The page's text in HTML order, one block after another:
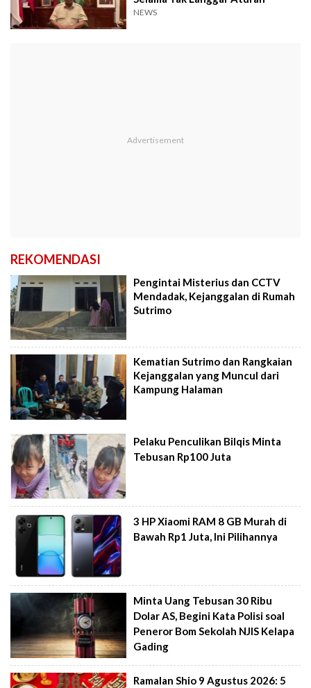
NEWS
REKOMENDASI
Pengintai Misterius dan CCTV
Mendadak, Kejanggalan di Rumah
Sutrimo
Kematian Sutrimo dan Rangkaian
Kejanggalan yang Muncul dari
Kampung Halaman
Pelaku Penculikan Bilqis Minta
Tebusan Rp100 Juta
3 HP Xiaomi RAM 8 GB Murah di
Bawah Rp1 Juta, Ini Pilihannya
Minta Uang Tebusan 30 Ribu
Dolar AS, Begini Kata Polisi soal
Peneror Bom Sekolah NJIS Kelapa
Gading
Ramalan Shio 9 Agustus 2026: 5